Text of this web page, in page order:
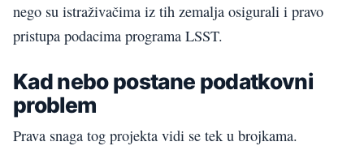
nego su istraživačima iz tih zemalja osigurali i pravo
pristupa podacima programa LSST.
Kad nebo postane podatkovni
problem
Prava snaga tog projekta vidi se tek u brojkama.